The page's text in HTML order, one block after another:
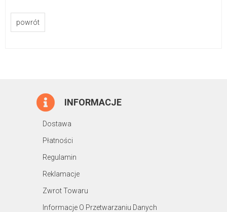
powrót
INFORMACJE
Dostawa
Płatności
Regulamin
Reklamacje
Zwrot Towaru
Informacje O Przetwarzaniu Danych